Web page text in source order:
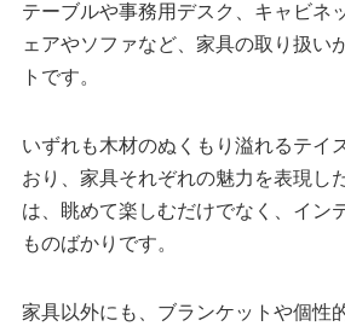
テーブルや事務用デスク、キャビネ
ェアやソファなど、家具の取り扱い
トです。
いずれも木材のぬくもり溢れるテイ
おり、家具それぞれの魅力を表現し
は、眺めて楽しむだけでなく、イン
ものばかりです。
家具以外にも、ブランケットや個性